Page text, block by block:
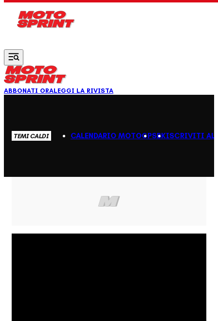
ABBONATI ORALEGGI LA RIVISTA
TEMI CALDI CALENDARIO MOTOGPSBKISCRIVITI AL